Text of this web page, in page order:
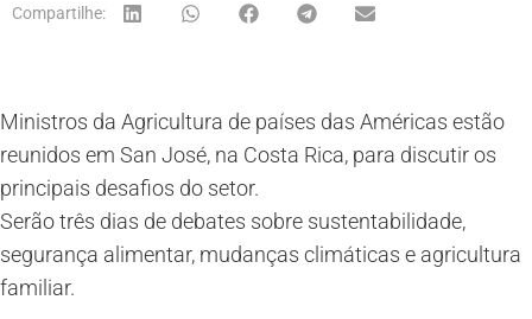
Compartilhe:
Ministros da Agricultura de países das Américas estão
reunidos em San José, na Costa Rica, para discutir os
principais desafios do setor.
Serão três dias de debates sobre sustentabilidade,
segurança alimentar, mudanças climáticas e agricultura
familiar.